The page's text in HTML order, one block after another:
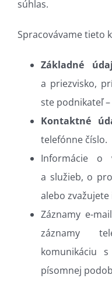
súhlas.
Spracovávame tieto
Základné
a priezvisko,
ste podnikateľ
Kontaktné
telefónne číslo.
Informácie o
a služieb, o
alebo
Záznamy e-
záznamy
komunikáciu
písomnej